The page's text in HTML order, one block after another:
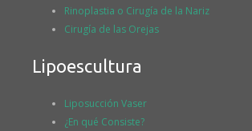
Rinoplastia o Cirugía de la Nariz
Cirugía de las Orejas
Lipoescultura
Liposucción Vaser
¿En qué Consiste?